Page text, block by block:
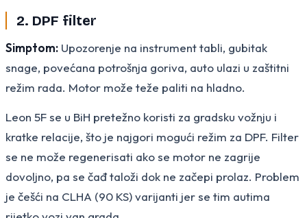
2. DPF filter
Simptom: Upozorenje na instrument tabli, gubitak
snage, povećana potrošnja goriva, auto ulazi u zaštitni
režim rada. Motor može teže paliti na hladno.
Leon 5F se u BiH pretežno koristi za gradsku vožnju i
kratke relacije, što je najgori mogući režim za DPF. Filter
se ne može regenerisati ako se motor ne zagrije
dovoljno, pa se čađ taloži dok ne začepi prolaz. Problem
je češći na CLHA (90 KS) varijanti jer se tim autima